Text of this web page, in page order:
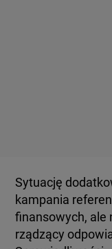
Sytuację
kampania
finansowych, ale
rządzący